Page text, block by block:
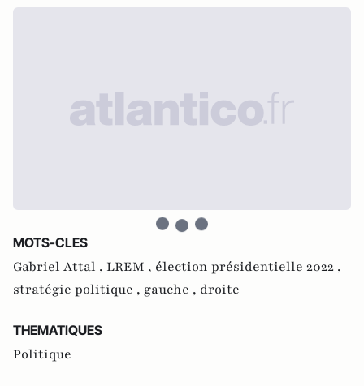
MOTS-CLES
Gabriel Attal , LREM , élection présidentielle 2022 ,
stratégie politique , gauche , droite
THEMATIQUES
Politique